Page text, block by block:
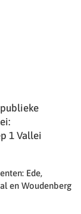
1 Vallei
Ede,
en Woudenberg